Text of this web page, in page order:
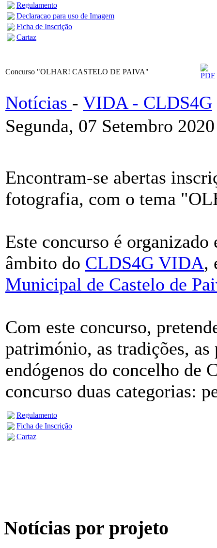
Regulamento
Declaracao para uso de Imagem
Ficha de Inscrição
Cartaz
Concurso "OLHAR! CASTELO DE PAIVA"
Notícias - VIDA - CLDS4G
Segunda, 07 Setembro
Encontram-se abertas
fotografia, com o tema
Este concurso é
âmbito do CLDS4G VIDA,
Municipal de Castelo de
Com este concurso,
património, as tradições, as
endógenos do concelho de
concurso duas categorias:
Regulamento
Ficha de Inscrição
Cartaz
Notícias por projeto